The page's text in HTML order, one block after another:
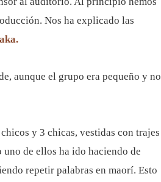
Nos ha explicado las
aunque el grupo era pequeño y no
y 3 chicas, vestidas con trajes
de ellos ha ido haciendo de
repetir palabras en maorí. Esto